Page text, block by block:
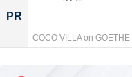
しか読めない独自コンテ
では、公式Webサイトだ
す。
【楽天
PR
COCO VILLA on GOETHE